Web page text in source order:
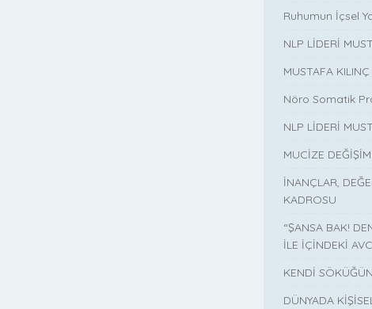
Ruhumun İçsel
NLP LİDERİ
MUSTAFA
Nöro Somatik
NLP LİDERİ
MUCİZE
İNANÇLAR,
KADROSU
“ŞANSA BAK!
İLE İÇİNDEKİ
KENDİ
DÜNYADA